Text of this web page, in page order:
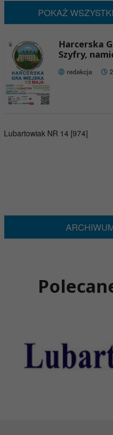
POKAŻ
Harcerska
Szyfry,
redakcja
Lubartowiak NR 14 [974]